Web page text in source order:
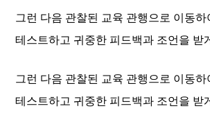
그런 다음 관찰된 교육 관행으로 이동
테스트하고 귀중한 피드백과 조언을 받
그런 다음 관찰된 교육 관행으로 이동
테스트하고 귀중한 피드백과 조언을 받